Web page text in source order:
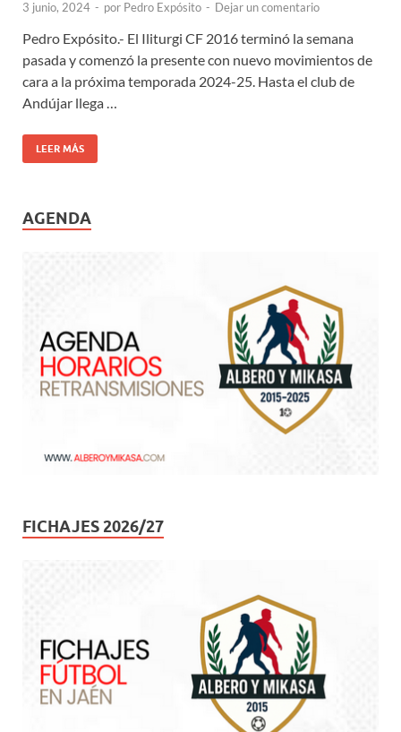
3 junio, 2024 - por Pedro Expósito - Dejar un comentario
Pedro Expósito.- El Iliturgi CF 2016 terminó la semana
pasada y comenzó la presente con nuevo movimientos de
cara a la próxima temporada 2024-25. Hasta el club de
Andújar llega …
LEER MÁS
AGENDA
FICHAJES 2026/27